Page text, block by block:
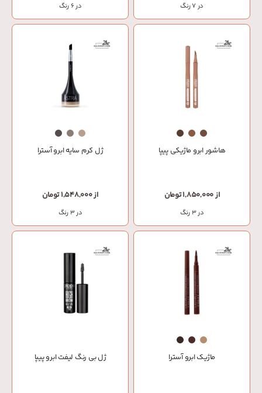
در 7 رنگ در 6 رنگ
هاشور ابرو ماژیکی پیپا
از 1,850,000 تومان
در 3 رنگ
ژل کرم سایه ابرو آسترا
از 1,548,000 تومان
در 3 رنگ
ماژیک ابرو آسترا ژل بی رنگ لیفت ابرو پیپا